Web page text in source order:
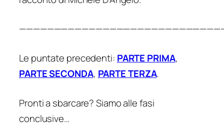
Le puntate precedenti: PARTE PRIMA,
PARTE SECONDA, PARTE TERZA.
Pronti a sbarcare? Siamo alle fasi
conclusive…